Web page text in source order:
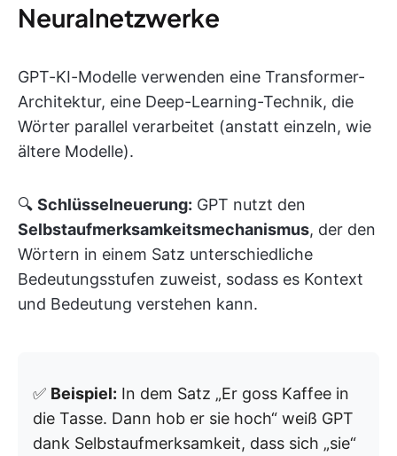
Neuralnetzwerke
GPT-KI-Modelle verwenden eine Transformer-
Architektur, eine Deep-Learning-Technik, die
Wörter parallel verarbeitet (anstatt einzeln, wie
ältere Modelle).
🔍 Schlüsselneuerung: GPT nutzt den
Selbstaufmerksamkeitsmechanismus, der den
Wörtern in einem Satz unterschiedliche
Bedeutungsstufen zuweist, sodass es Kontext
und Bedeutung verstehen kann.
✅ Beispiel: In dem Satz „Er goss Kaffee in
die Tasse. Dann hob er sie hoch“ weiß GPT
dank Selbstaufmerksamkeit, dass sich „sie“